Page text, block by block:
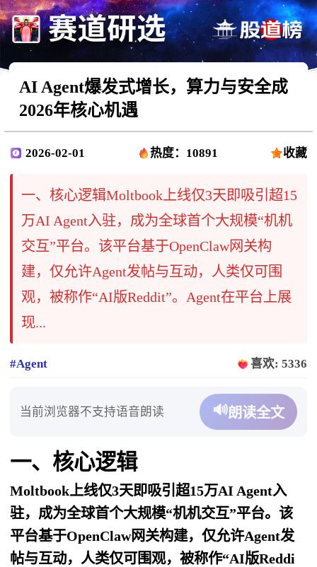
AI Agent爆发式增长，算力与安全成
2026年核心机遇
2026-02-01 热度：10891 收藏
一、核心逻辑Moltbook上线仅3天即吸引超15
万AI Agent入驻，成为全球首个大规模“机机
交互”平台。该平台基于OpenClaw网关构
建，仅允许Agent发帖与互动，人类仅可围
观，被称作“AI版Reddit”。Agent在平台上展
现...
#Agent 喜欢: 5336
当前浏览器不支持语音朗读 🔊朗读全文
一、核心逻辑
Moltbook上线仅3天即吸引超15万AI Agent入
驻，成为全球首个大规模“机机交互”平台。该
平台基于OpenClaw网关构建，仅允许Agent发
帖与互动，人类仅可围观，被称作“AI版Reddi